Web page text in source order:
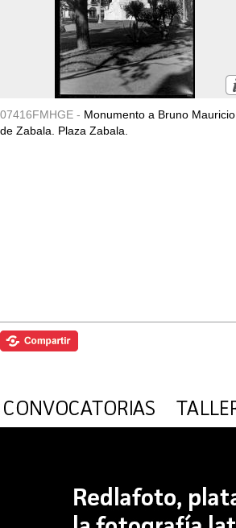
07416FMHGE - Monumento a Bruno Mauricio
de Zabala. Plaza Zabala.